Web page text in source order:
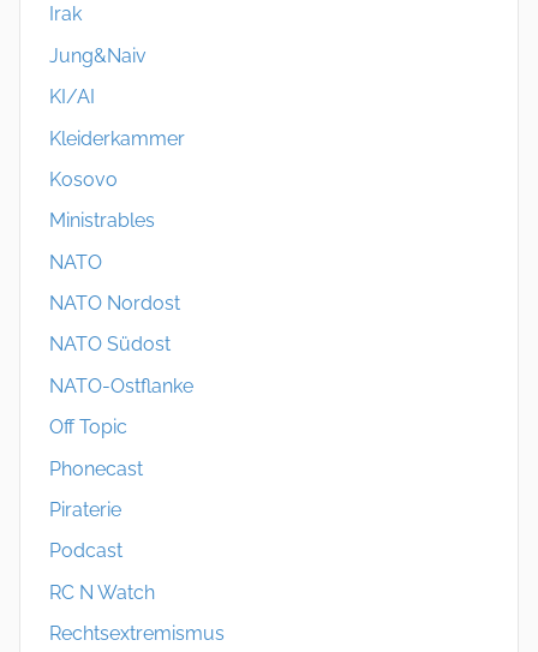
Irak
Jung&Naiv
KI/AI
Kleiderkammer
Kosovo
Ministrables
NATO
NATO Nordost
NATO Südost
NATO-Ostflanke
Off Topic
Phonecast
Piraterie
Podcast
RC N Watch
Rechtsextremismus